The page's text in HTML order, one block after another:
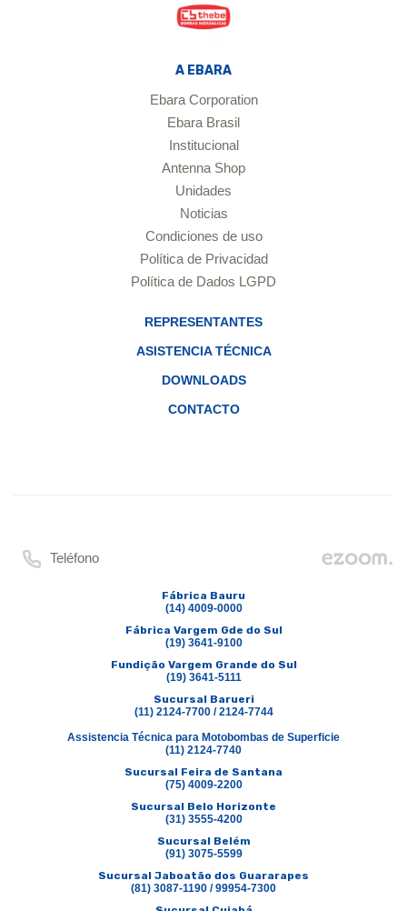
A EBARA
Ebara Corporation
Ebara Brasil
Institucional
Antenna Shop
Unidades
Noticias
Condiciones de uso
Política de Privacidad
Política de Dados LGPD
REPRESENTANTES
ASISTENCIA TÉCNICA
DOWNLOADS
CONTACTO
Teléfono
Fábrica Bauru
(14) 4009-0000
Fábrica Vargem Gde do Sul
(19) 3641-9100
Fundição Vargem Grande do Sul
(19) 3641-5111
Sucursal Barueri
(11) 2124-7700 / 2124-7744
Assistencia Técnica para Motobombas de Superficie
(11) 2124-7740
Sucursal Feira de Santana
(75) 4009-2200
Sucursal Belo Horizonte
(31) 3555-4200
Sucursal Belém
(91) 3075-5599
Sucursal Jaboatão dos Guararapes
(81) 3087-1190 / 99954-7300